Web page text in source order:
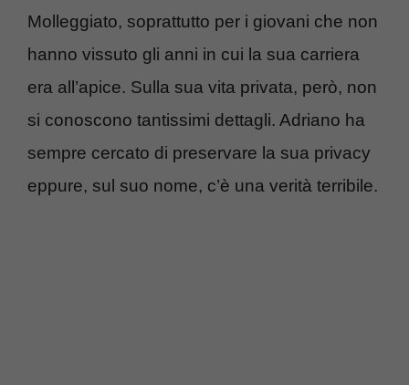
Molleggiato, soprattutto per i giovani che non
hanno vissuto gli anni in cui la sua carriera
era all’apice. Sulla sua vita privata, però, non
si conoscono tantissimi dettagli. Adriano ha
sempre cercato di preservare la sua privacy
eppure, sul suo nome, c’è una verità terribile.